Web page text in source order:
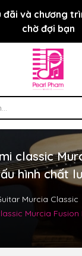
đến với cửa
đãi và chương
chờ đợi bạn
classic
hình chất
Murcia Classic
Murcia Fusion